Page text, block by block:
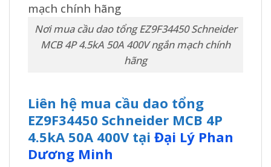
Nơi mua cầu dao tổng EZ9F34450 Schneider
MCB 4P 4.5kA 50A 400V ngắn mạch chính
hãng
Liên hệ mua cầu dao tổng
EZ9F34450 Schneider MCB 4P
4.5kA 50A 400V tại Đại Lý Phan
Dương Minh